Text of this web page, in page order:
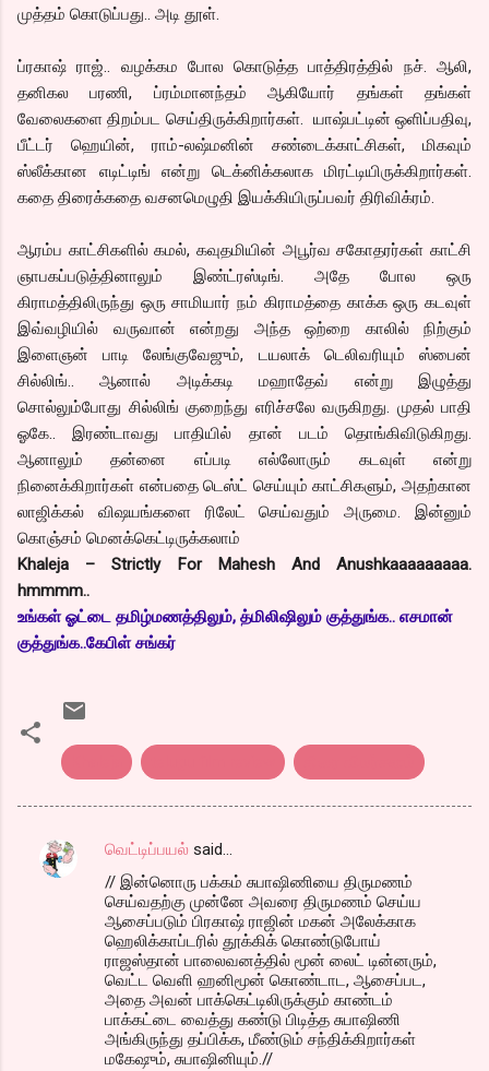
முத்தம் கொடுப்பது.. அடி தூள்.
ப்ரகாஷ் ராஜ்.. வழக்கம போல கொடுத்த பாத்திரத்தில் நச். ஆலி,
தனிகல பரணி, ப்ரம்மானந்தம் ஆகியோர் தங்கள் தங்கள்
வேலைகளை திறம்பட செய்திருக்கிறார்கள். யாஷ்பட்டின் ஒளிப்பதிவு,
பீட்டர் ஹெயின், ராம்-லஷ்மனின் சண்டைக்காட்சிகள், மிகவும்
ஸ்லீக்கான எடிட்டிங் என்று டெக்னிக்கலாக மிரட்டியிருக்கிறார்கள்.
கதை திரைக்கதை வசனமெழுதி இயக்கியிருப்பவர் திரிவிக்ரம்.
ஆரம்ப காட்சிகளில் கமல், கவுதமியின் அபூர்வ சகோதரர்கள் காட்சி
ஞாபகப்படுத்தினாலும் இண்ட்ரஸ்டிங். அதே போல ஒரு
கிராமத்திலிருந்து ஒரு சாமியார் நம் கிராமத்தை காக்க ஒரு கடவுள்
இவ்வழியில் வருவான் என்றது அந்த ஒற்றை காலில் நிற்கும்
இளைஞன் பாடி லேங்குவேஜும், டயலாக் டெலிவரியும் ஸ்பைன்
சில்லிங்.. ஆனால் அடிக்கடி மஹாதேவ் என்று இழுத்து
சொல்லும்போது சில்லிங் குறைந்து எரிச்சலே வருகிறது. முதல் பாதி
ஓகே.. இரண்டாவது பாதியில் தான் படம் தொங்கிவிடுகிறது.
ஆனாலும் தன்னை எப்படி எல்லோரும் கடவுள் என்று
நினைக்கிறார்கள் என்பதை டெஸ்ட் செய்யும் காட்சிகளும், அதற்கான
லாஜிக்கல் விஷயங்களை ரிலேட் செய்வதும் அருமை. இன்னும்
கொஞ்சம் மெனக்கெட்டிருக்கலாம்
Khaleja – Strictly For Mahesh And Anushkaaaaaaaaa.
hmmmm..
உங்கள் ஓட்டை தமிழ்மணத்திலும், த்மிலிஷிலும் குத்துங்க.. எசமான்
குத்துங்க..கேபிள் சங்கர்
C
வெட்டிப்பயல் said…
// இன்னொரு பக்கம் சுபாஷிணியை திருமணம்
செய்வதற்கு முன்னே அவரை திருமணம் செய்ய
ஆசைப்படும் பிரகாஷ் ராஜின் மகன் அலேக்காக
ஹெலிக்காப்டரில் தூக்கிக் கொண்டுபோய்
ராஜஸ்தான் பாலைவனத்தில் மூன் லைட் டின்னரும்,
வெட்ட வெளி ஹனிமூன் கொண்டாட, ஆசைப்பட,
அதை அவன் பாக்கெட்டிலிருக்கும் காண்டம்
பாக்கட்டை வைத்து கண்டு பிடித்த சுபாஷிணி
அங்கிருந்து தப்பிக்க, மீண்டும் சந்திக்கிறார்கள்
மகேஷும், சுபாஷினியும்.//